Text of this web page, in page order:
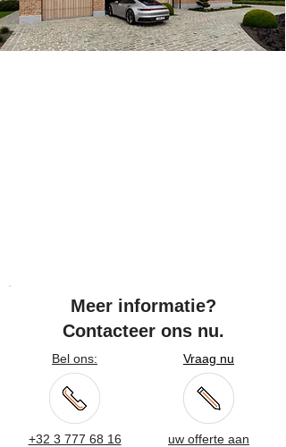
Meer informatie?
Contacteer ons nu.
Bel ons:
+32 3 777 68 16
Vraag nu
uw offerte aan